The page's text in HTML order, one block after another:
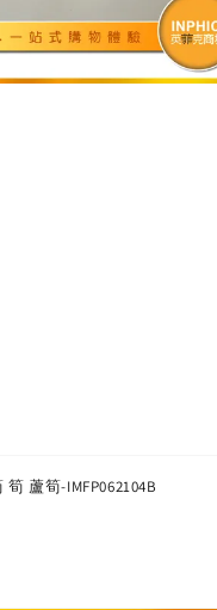
蘆筍-IMFP062104B